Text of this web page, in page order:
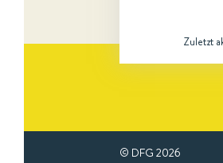
Zuletzt
© DFG 2026